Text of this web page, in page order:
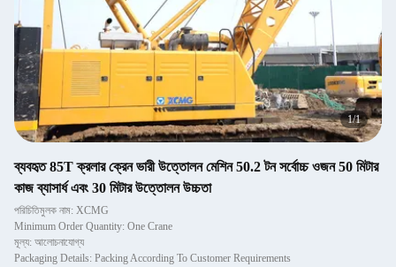
1/1
ব্যবহৃত 85T ক্রলার ক্রেন ভারী উত্তোলন মেশিন 50.2 টন সর্বোচ্চ ওজন 50 মিটার
কাজ ব্যাসার্ধ এবং 30 মিটার উত্তোলন উচ্চতা
পরিচিতিমুলক নাম: XCMG
Minimum Order Quantity: One Crane
মূল্য: আলোচনাযোগ্য
Packaging Details: Packing According To Customer Requirements